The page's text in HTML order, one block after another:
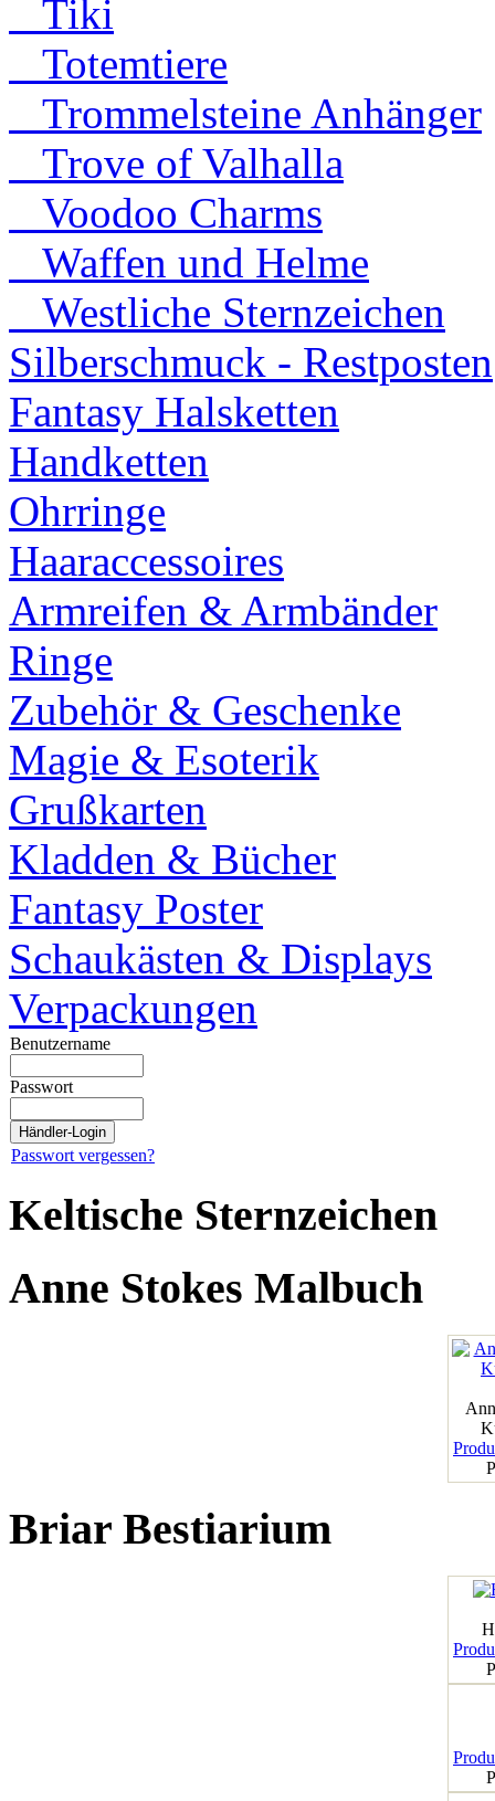
Tiki
Totemtiere
Trommelsteine Anhänger
Trove of Valhalla
Voodoo Charms
Waffen und Helme
Westliche Sternzeichen
Silberschmuck - Restposten
Fantasy Halsketten
Handketten
Ohrringe
Haaraccessoires
Armreifen & Armbänder
Ringe
Zubehör & Geschenke
Magie & Esoterik
Grußkarten
Kladden & Bücher
Fantasy Poster
Schaukästen & Displays
Verpackungen
Benutzername
Passwort
Passwort vergessen?
Keltische Sternzeichen
Anne Stokes Malbuch
Briar Bestiarium